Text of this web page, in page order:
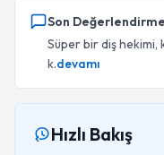
Son Değerlendirme
Süper bir diş hekimi,
k.devamı
Hızlı Bakış